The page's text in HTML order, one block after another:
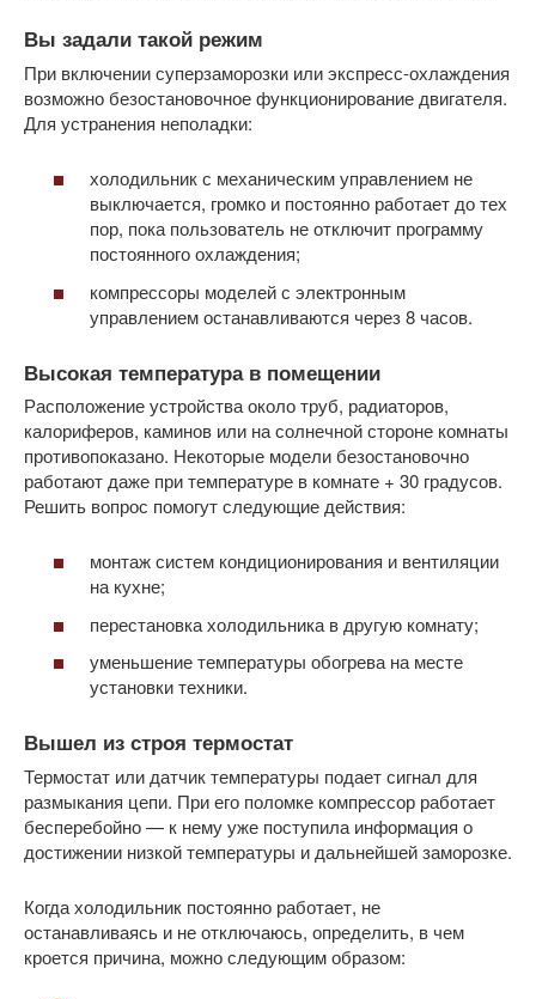
Вы задали такой режим
При включении суперзаморозки или экспресс-охлаждения
возможно безостановочное функционирование двигателя.
Для устранения неполадки:
холодильник с механическим управлением не
выключается, громко и постоянно работает до тех
пор, пока пользователь не отключит программу
постоянного охлаждения;
компрессоры моделей с электронным
управлением останавливаются через 8 часов.
Высокая температура в помещении
Расположение устройства около труб, радиаторов,
калориферов, каминов или на солнечной стороне комнаты
противопоказано. Некоторые модели безостановочно
работают даже при температуре в комнате + 30 градусов.
Решить вопрос помогут следующие действия:
монтаж систем кондиционирования и вентиляции
на кухне;
перестановка холодильника в другую комнату;
уменьшение температуры обогрева на месте
установки техники.
Вышел из строя термостат
Термостат или датчик температуры подает сигнал для
размыкания цепи. При его поломке компрессор работает
бесперебойно — к нему уже поступила информация о
достижении низкой температуры и дальнейшей заморозке.
Когда холодильник постоянно работает, не
останавливаясь и не отключаюсь, определить, в чем
кроется причина, можно следующим образом: